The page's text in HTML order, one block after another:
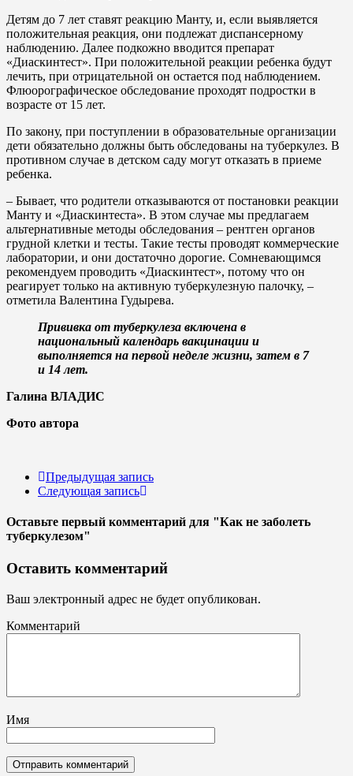
Детям до 7 лет ставят реакцию Манту, и, если выявляется
положительная реакция, они подлежат диспансерному
наблюдению. Далее подкожно вводится препарат
«Диаскинтест». При положительной реакции ребенка будут
лечить, при отрицательной он остается под наблюдением.
Флюорографическое обследование проходят подростки в
возрасте от 15 лет.
По закону, при поступлении в образовательные организации
дети обязательно должны быть обследованы на туберкулез. В
противном случае в детском саду могут отказать в приеме
ребенка.
– Бывает, что родители отказываются от постановки реакции
Манту и «Диаскинтеста». В этом случае мы предлагаем
альтернативные методы обследования – рентген органов
грудной клетки и тесты. Такие тесты проводят коммерческие
лаборатории, и они достаточно дорогие. Сомневающимся
рекомендуем проводить «Диаскинтест», потому что он
реагирует только на активную туберкулезную палочку, –
отметила Валентина Гудырева.
Прививка от туберкулеза включена в
национальный календарь вакцинации и
выполняется на первой неделе жизни, затем в 7
и 14 лет.
Галина ВЛАДИС
Фото автора
Предыдущая запись
Следующая запись
Оставьте первый комментарий для "Как не заболеть
туберкулезом"
Оставить комментарий
Ваш электронный адрес не будет опубликован.
Комментарий
Имя